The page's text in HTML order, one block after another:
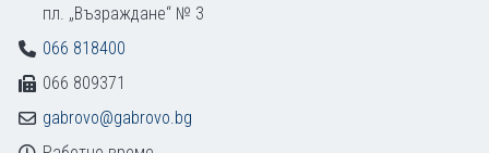
пл. „Възраждане“ № 3
066 818400
066 809371
gabrovo@gabrovo.bg